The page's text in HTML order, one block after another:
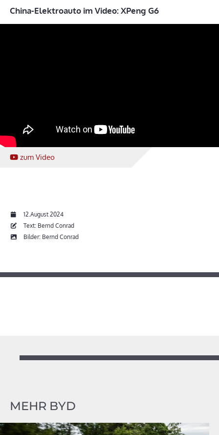
China-Elektroauto im Video: XPeng G6
zum Video
12.August 2024
Text: Bernd Conrad
Bilder: Bernd Conrad
MEHR BYD